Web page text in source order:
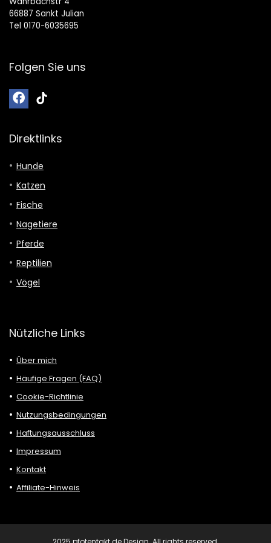
66887 Sankt Julian
Tel 0170-6035695
Folgen Sie uns
Direktlinks
Hunde
Katzen
Fische
Nagetiere
Pferde
Reptilien
Vögel
Nützliche Links
Über mich
Häufige Fragen (FAQ)
Cookie-Richtlinie
Nutzungsbedingungen
Haftungsausschluss
Impressum
Kontakt
Affiliate-Hinweis